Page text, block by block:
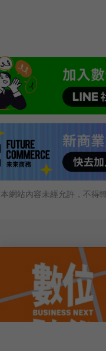
本網站內容未經允許，不得轉